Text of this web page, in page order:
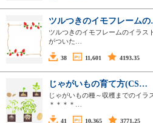
ツルつきのイモフレーム
ツルつきのイモフレームのイラス
がついた…
38 11,601 4193.35
じゃがいもの育て方(CS…
じゃがいもの種～収穫までのイラ
＊＊＊＊…
41 10,365 3771.25